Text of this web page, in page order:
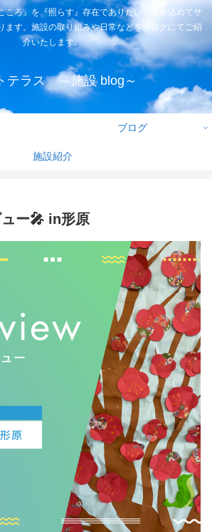
ころ』を『照らす』存在でありたいと心を込めてサ
ます。施設の取り組みや日常などをブログにてご紹
介いたします。
テラス ～施設 blog～
ブログ
施設紹介
ー🎤 in形原